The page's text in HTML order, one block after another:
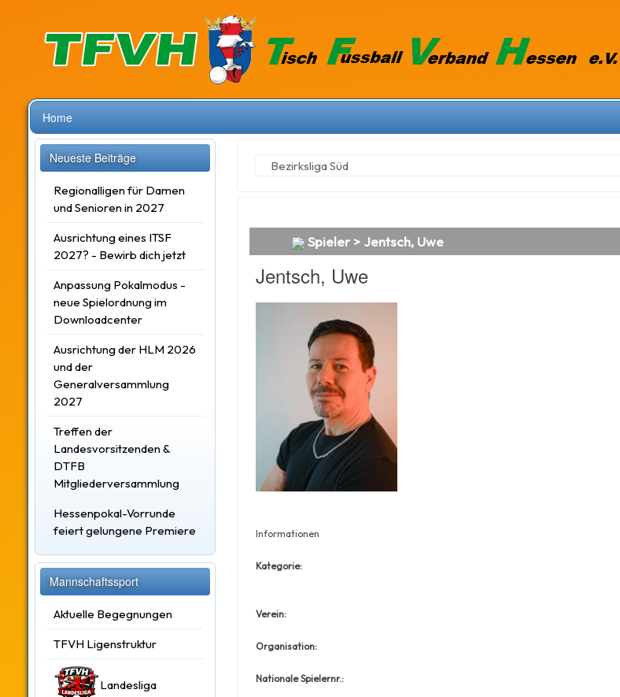
Home
Neueste Beiträge
Regionalligen für Damen
und Senioren in 2027
Ausrichtung eines ITSF
2027? - Bewirb dich jetzt
Anpassung Pokalmodus -
neue Spielordnung im
Downloadcenter
Ausrichtung der HLM 2026
und der
Generalversammlung
2027
Treffen der
Landesvorsitzenden &
DTFB
Mitgliederversammlung
Hessenpokal-Vorrunde
feiert gelungene Premiere
Mannschaftssport
Aktuelle Begegnungen
TFVH Ligenstruktur
Landesliga
Bezirksliga Süd
Spieler > Jentsch, Uwe
Jentsch, Uwe
Informationen
Kategorie:
Verein:
Organisation:
Nationale Spielernr.: